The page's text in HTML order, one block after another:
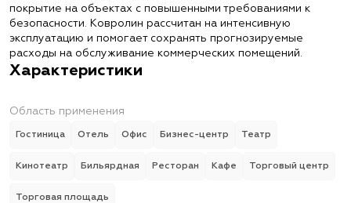
покрытие на объектах с повышенными требованиями к
безопасности. Ковролин рассчитан на интенсивную
эксплуатацию и помогает сохранять прогнозируемые
расходы на обслуживание коммерческих помещений.
Характеристики
Область применения
Гостиница Отель Офис Бизнес-центр Театр
Кинотеатр Бильярдная Ресторан Кафе Торговый центр
Торговая площадь